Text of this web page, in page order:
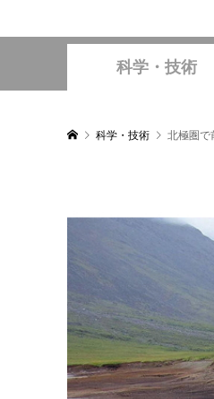
科学・技術
科学・技術 北極圏